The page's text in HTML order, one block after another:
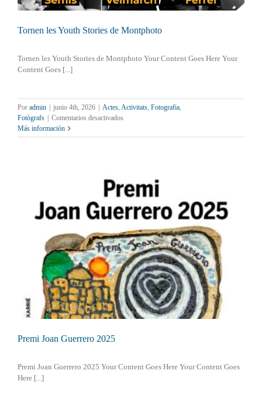
Tornen les Youth Stories de Montphoto
Tornen les Youth Stories de Montphoto Your Content Goes Here Your
Content Goes [...]
Por admin junio 4th, 2026 Actes, Activitats, Fotografia,
Fotògrafs
Comentarios desactivadosen
les
Más información
Premi Joan Guerrero 2025
Premi Joan Guerrero 2025 Your Content Goes Here Your Content Goes
Here [...]